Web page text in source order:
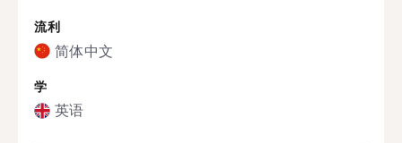
流利
简体中文
学
英语